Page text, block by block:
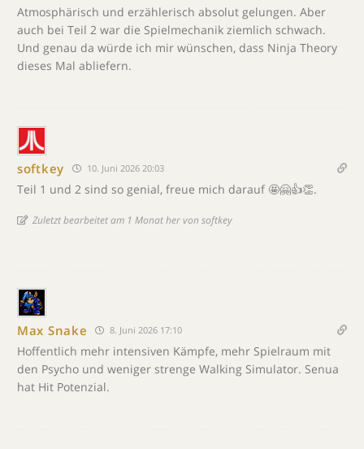
Atmosphärisch und erzählerisch absolut gelungen. Aber
auch bei Teil 2 war die Spielmechanik ziemlich schwach.
Und genau da würde ich mir wünschen, dass Ninja Theory
dieses Mal abliefern.
softkey 10. Juni 2026 20:03
Teil 1 und 2 sind so genial, freue mich darauf 🤩🤗👍👏.
Zuletzt bearbeitet am 1 Monat her von softkey
Max Snake 8. Juni 2026 17:10
Hoffentlich mehr intensiven Kämpfe, mehr Spielraum mit
den Psycho und weniger strenge Walking Simulator. Senua
hat Hit Potenzial.